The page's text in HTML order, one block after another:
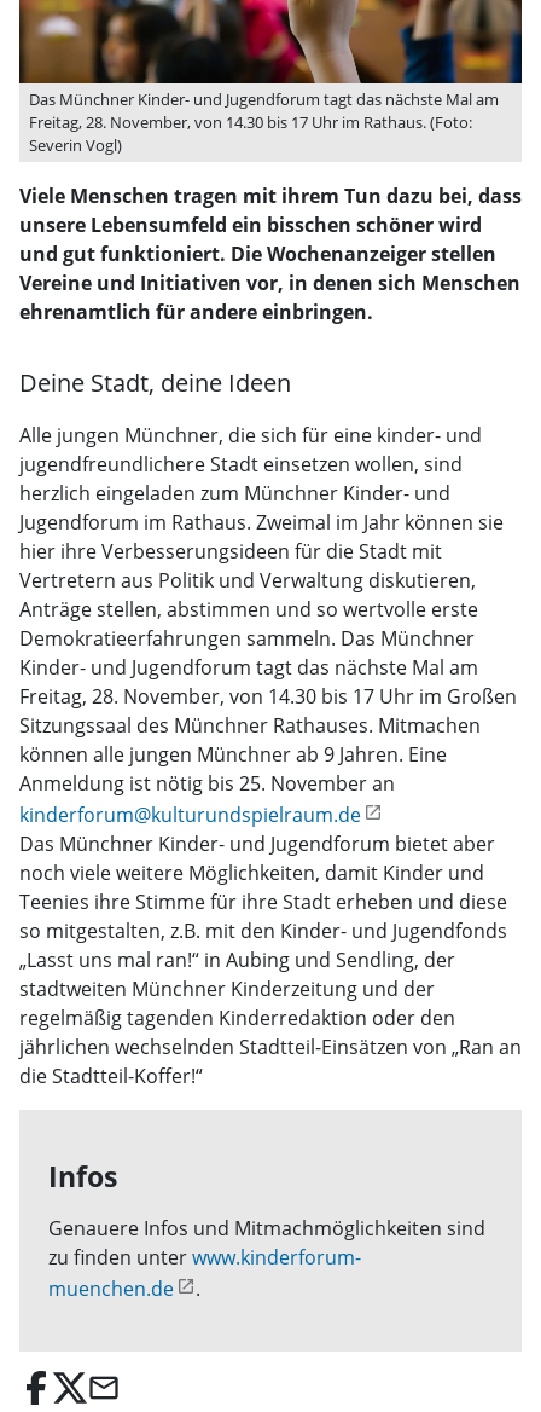
Das Münchner Kinder- und Jugendforum tagt das nächste Mal am
Freitag, 28. November, von 14.30 bis 17 Uhr im Rathaus. (Foto:
Severin Vogl)
Viele Menschen tragen mit ihrem Tun dazu bei, dass
unsere Lebensumfeld ein bisschen schöner wird
und gut funktioniert. Die Wochenanzeiger stellen
Vereine und Initiativen vor, in denen sich Menschen
ehrenamtlich für andere einbringen.
Deine Stadt, deine Ideen
Alle jungen Münchner, die sich für eine kinder- und
jugendfreundlichere Stadt einsetzen wollen, sind
herzlich eingeladen zum Münchner Kinder- und
Jugendforum im Rathaus. Zweimal im Jahr können sie
hier ihre Verbesserungsideen für die Stadt mit
Vertretern aus Politik und Verwaltung diskutieren,
Anträge stellen, abstimmen und so wertvolle erste
Demokratieerfahrungen sammeln. Das Münchner
Kinder- und Jugendforum tagt das nächste Mal am
Freitag, 28. November, von 14.30 bis 17 Uhr im Großen
Sitzungssaal des Münchner Rathauses. Mitmachen
können alle jungen Münchner ab 9 Jahren. Eine
Anmeldung ist nötig bis 25. November an
kinderforum@kulturundspielraum.de
Das Münchner Kinder- und Jugendforum bietet aber
noch viele weitere Möglichkeiten, damit Kinder und
Teenies ihre Stimme für ihre Stadt erheben und diese
so mitgestalten, z.B. mit den Kinder- und Jugendfonds
„Lasst uns mal ran!“ in Aubing und Sendling, der
stadtweiten Münchner Kinderzeitung und der
regelmäßig tagenden Kinderredaktion oder den
jährlichen wechselnden Stadtteil-Einsätzen von „Ran an
die Stadtteil-Koffer!“
Infos
Genauere Infos und Mitmachmöglichkeiten sind
zu finden unterwww.kinderforum-
muenchen.de
.
email